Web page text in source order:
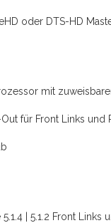
oder DTS-HD
mit
für Front Links und
5.1.4 | 5.1.2 Front Links